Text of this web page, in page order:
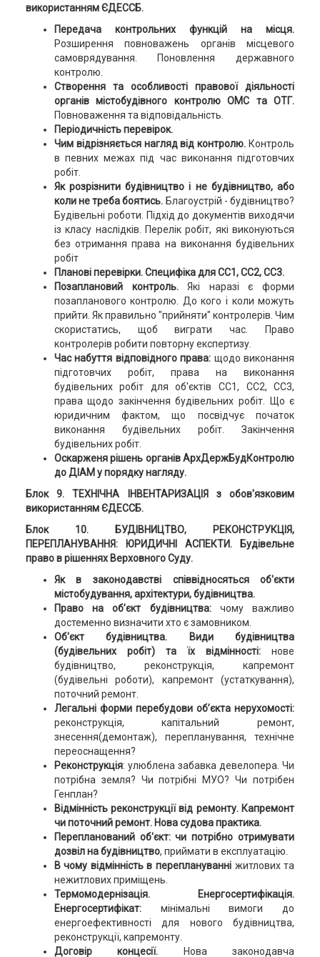
використанням ЄДЕССБ.
Передача контрольних функцій на місця.
Розширення повноважень органів місцевого
самоврядування. Поновлення державного
контролю.
Створення та особливості правової діяльності
органів містобудівного контролю ОМС та ОТГ.
Повноваження та відповідальність.
Періодичність перевірок.
Чим відрізняється нагляд від контролю. Контроль
в певних межах під час виконання підготовчих
робіт.
Як розрізнити будівництво і не будівництво, або
коли не треба боятись. Благоустрій - будівництво?
Будівельні роботи. Підхід до документів виходячи
із класу наслідків. Перелік робіт, які виконуються
без отримання права на виконання будівельних
робіт
Планові перевірки. Специфіка для СС1, СС2, СС3.
Позаплановий контроль.Які наразі є форми
позапланового контролю. До кого і коли можуть
прийти. Як правильно "прийняти" контролерів. Чим
скористатись, щоб виграти час. Право
контролерів робити повторну експертизу.
Час набуття відповідного права: щодо виконання
підготовчих робіт, права на виконання
будівельних робіт для об'єктів СС1, СС2, СС3,
права щодо закінчення будівельних робіт. Що є
юридичним фактом, що посвідчує початок
виконання будівельних робіт. Закінчення
будівельних робіт.
Оскарженя рішень органів АрхДержБудКонтролю
до ДІАМ у порядку нагляду.
Блок 9.ТЕХНІЧНА ІНВЕНТАРИЗАЦІЯ з обов'язковим
використанням ЄДЕССБ.
Блок 10. БУДІВНИЦТВО, РЕКОНСТРУКЦІЯ,
ПЕРЕПЛАНУВАННЯ: ЮРИДИЧНІ АСПЕКТИ. Будівельне
право в рішеннях Верховного Суду.
Як в законодавстві співвідносяться об'єкти
містобудування, архітектури, будівництва.
Право на об’єкт будівництва: чому важливо
достеменно визначити хто є замовником.
Об'єкт будівництва. Види будівництва
(будівельних робіт) та їх відмінності: нове
будівництво, реконструкція, капремонт
(будівельні роботи), капремонт (устаткування),
поточний ремонт.
Легальні форми перебудови об’єкта нерухомості:
реконструкція, капітальний ремонт,
знесення(демонтаж), перепланування, технічне
переоснащення?
Реконструкція: улюблена забавка девелопера. Чи
потрібна земля? Чи потрібні МУО? Чи потрібен
Генплан?
Відмінність реконструкції від ремонту. Капремонт
чи поточний ремонт. Нова судова практика.
Перепланований об'єкт: чи потрібно отримувати
дозвілна будівництво, приймати в експлуатацію.
В чому відмінність в переплануванні житлових та
нежитлових приміщень.
Термомодернізація. Енергосертифікація.
Енергосертифікат: мінімальні вимоги до
енергоефективності для нового будівництва,
реконструкції, капремонту.
Договір концесії.
Нова законодавча